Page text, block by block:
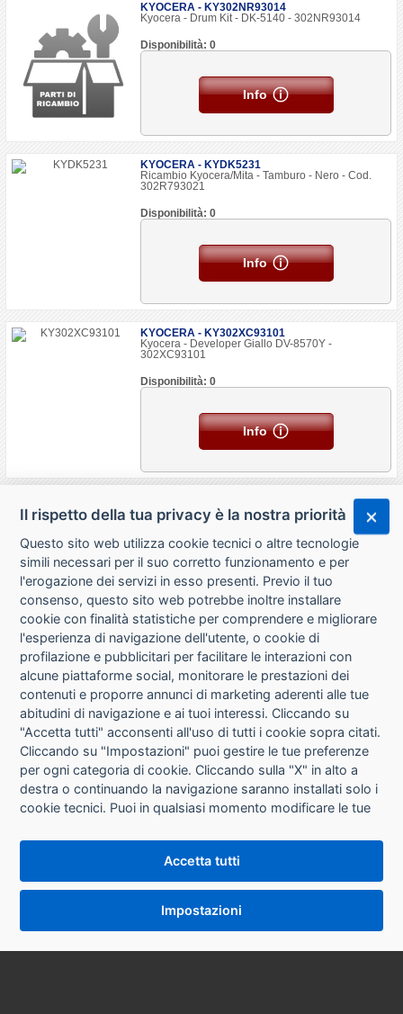
KYOCERA - KY302NR93014
Kyocera - Drum Kit - DK-5140 - 302NR93014
Disponibilità: 0
Info
KYOCERA - KYDK5231
Ricambio Kyocera/Mita - Tamburo - Nero - Cod.
302R793021
Disponibilità: 0
Info
KYOCERA - KY302XC93101
Kyocera - Developer Giallo DV-8570Y -
302XC93101
Disponibilità: 0
Info
CHI SIAMO
CONTATTI
CONDIZIONI DI VENDITA
RICHIESTA RECESSO
PRIVACY
Il rispetto della tua privacy è la nostra priorità
Questo sito web utilizza cookie tecnici o altre tecnologie
simili necessari per il suo corretto funzionamento e per
l'erogazione dei servizi in esso presenti. Previo il tuo
consenso, questo sito web potrebbe inoltre installare
cookie con finalità statistiche per comprendere e migliorare
l'esperienza di navigazione dell'utente, o cookie di
profilazione e pubblicitari per facilitare le interazioni con
alcune piattaforme social, monitorare le prestazioni dei
contenuti e proporre annunci di marketing aderenti alle tue
abitudini di navigazione e ai tuoi interessi. Cliccando su
"Accetta tutti" acconsenti all'uso di tutti i cookie sopra citati.
Cliccando su "Impostazioni" puoi gestire le tue preferenze
per ogni categoria di cookie. Cliccando sulla "X" in alto a
destra o continuando la navigazione saranno installati solo i
cookie tecnici. Puoi in qualsiasi momento modificare le tue
che si trova in fondo alle pagine del sito. Per maggiori
informazioni consulta la nostraInformativa sui cookie
Accetta tutti
Impostazioni